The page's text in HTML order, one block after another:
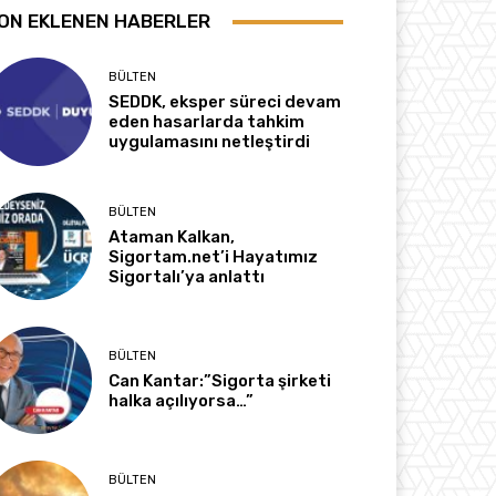
EKLENEN HABERLER
BÜLTEN
SEDDK, eksper süreci devam
eden hasarlarda tahkim
uygulamasını netleştirdi
BÜLTEN
Ataman Kalkan,
Sigortam.net’i Hayatımız
Sigortalı’ya anlattı
BÜLTEN
Can Kantar:”Sigorta şirketi
halka açılıyorsa…”
BÜLTEN